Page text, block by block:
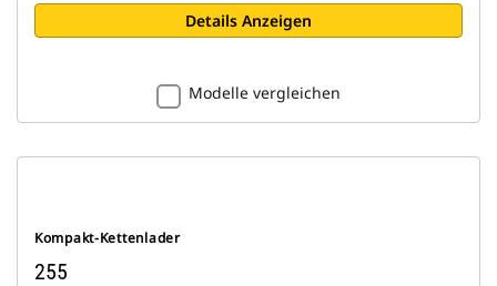
Details Anzeigen
Modelle vergleichen
Kompakt-Kettenlader
255